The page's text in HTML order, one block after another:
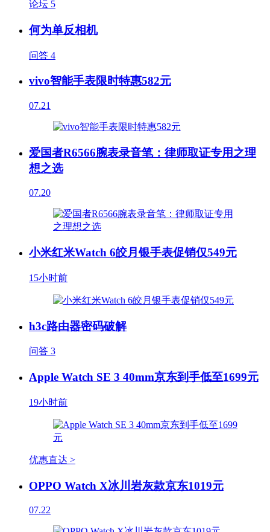
论坛 5
何为单反相机
问答 4
vivo智能手表限时特惠582元
07.21
爱国者R6566腕表录音笔：律师取证专用之理
想之选
07.20
小米红米Watch 6皎月银手表促销仅549元
15小时前
h3c路由器密码破解
问答 3
Apple Watch SE 3 40mm京东到手低至1699元
19小时前
优惠直达 >
OPPO Watch X冰川岩灰款京东1019元
07.22